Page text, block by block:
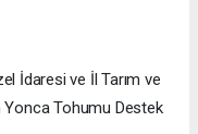
İdaresi ve İl Tarım ve
Yonca Tohumu Destek